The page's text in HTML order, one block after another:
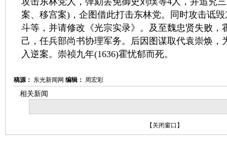
案、移宫案)，企图借此打击东林党。同时攻击诋
斗等，并请修改《光宗实录》。及至魏忠贤失败，
己，任兵部尚书协理军务。后因图谋取代袁崇焕，
入逆案。崇祯九年(1636)霍忧郁而死。
稿源： 东光新闻网 编辑： 周宏彩
相关新闻
【 关闭窗口 】